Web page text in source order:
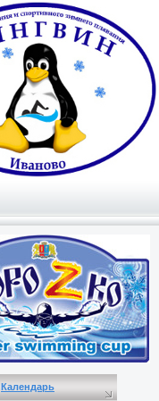
Календарь